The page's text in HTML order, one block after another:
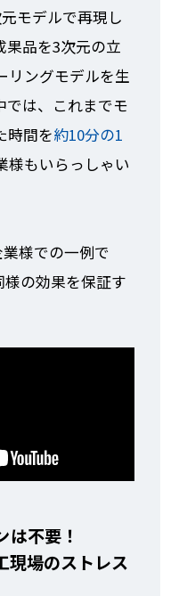
モデルで再現し
果品を3次元の立
リングモデルを生
では、これまでモ
時間を約10分の1
様もいらっしゃい
様での一例で
の効果を保証す
は不要！
現場のストレス